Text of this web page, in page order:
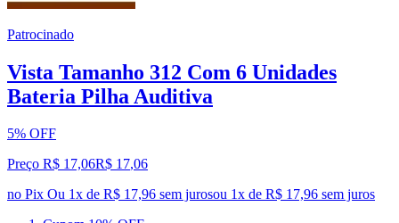
Patrocinado
Vista Tamanho 312 Com 6 Unidades
Bateria Pilha Auditiva
5% OFF
Preço R$ 17,06R$ 17,06
no Pix Ou 1x de R$ 17,96 sem jurosou 1x de R$ 17,96 sem juros